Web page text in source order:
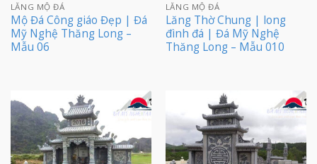
LĂNG MỘ ĐÁ
Mộ Đá Công giáo Đẹp | Đá
Mỹ Nghệ Thăng Long –
Mẫu 06
LĂNG MỘ ĐÁ
Lăng Thờ Chung | long
đình đá | Đá Mỹ Nghệ
Thăng Long – Mẫu 010